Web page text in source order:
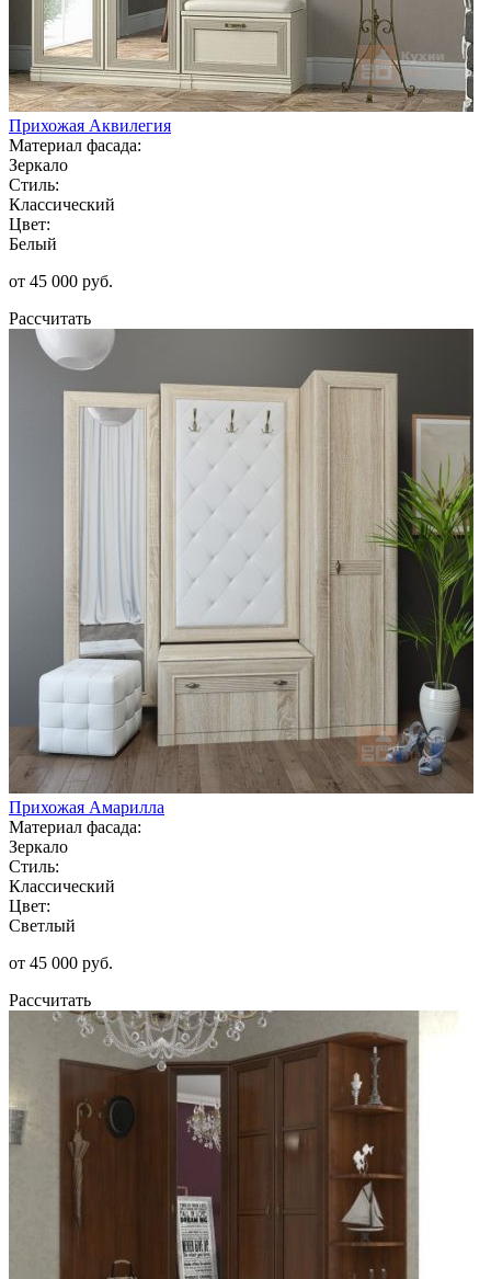
Прихожая Аквилегия
Материал фасада:
Зеркало
Стиль:
Классический
Цвет:
Белый
от 45 000 руб.
Рассчитать
Прихожая Амарилла
Материал фасада:
Зеркало
Стиль:
Классический
Цвет:
Светлый
от 45 000 руб.
Рассчитать